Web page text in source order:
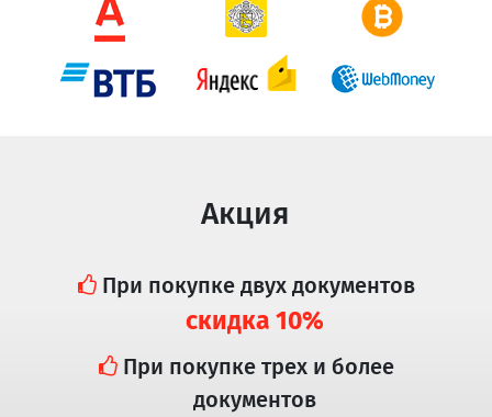
Акция
При покупке двух документов
скидка 10%
При покупке трех и более
документов